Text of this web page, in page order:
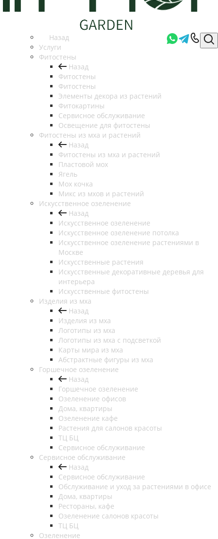
Назад
Услуги
Фитостены
Назад
Фитостены
Фитостены
Элементы декора из растений
Фитокартины
Сервисное обслуживание
Освещение для фитостены
Фитостены из мха и растений
Назад
Фитостены из мха и растений
Пластовой мох
Ягель
Мох кочка
Микс из мхов и растений
Искусственное озеленение
Назад
Искусственное озеленение
Искусственное озеленение потолка
Искусственное озеленение растениями в
Москве
Искусственные растения
Искусственные декоративные деревья для
интерьера
Искусственные фитостены
Изделия из мха
Назад
Изделия из мха
Логотипы из мха
Логотипы из мха с подсветкой
Карты мира из мха
Абстрактные фигуры из мха
Горшечное озеленение
Назад
Горшечное озеленение
Озеленение офисов
Дома, квартиры
Озеленение кафе
Растения для салонов красоты
ТЦ БЦ
Сервисное обслуживание
Сервисное обслуживание
Назад
Сервисное обслуживание
Обслуживание и уход за растениями в офисе
Дома, квартиры
Рестораны, кафе
Озеленение салонов красоты
ТЦ БЦ
Озеленение